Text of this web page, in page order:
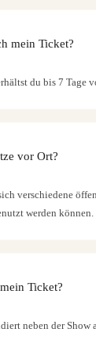
mein Ticket?
du bis 7 Tage
vor Ort?
verschiedene
werden können.
Ticket?
neben der Show